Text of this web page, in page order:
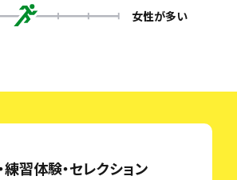
女性が多い
練習体験・セレクション